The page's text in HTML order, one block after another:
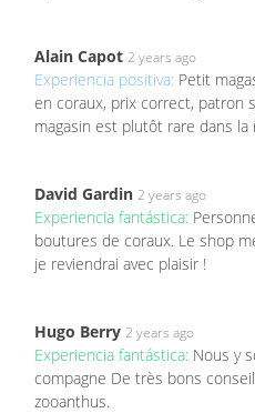
Alain Capot 2 years ago
Experiencia positiva: Petit
en coraux, prix correct, patron
magasin est plutôt rare dans la
David Gardin 2 years ago
Experiencia fantástica:
boutures de coraux. Le shop
je reviendrai avec plaisir !
Hugo Berry 2 years ago
Experiencia fantástica: Nous y
compagne De très bons
zooanthus.